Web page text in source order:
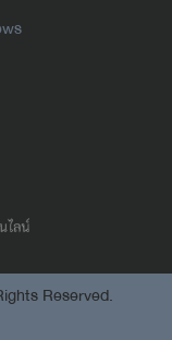
Reserved.